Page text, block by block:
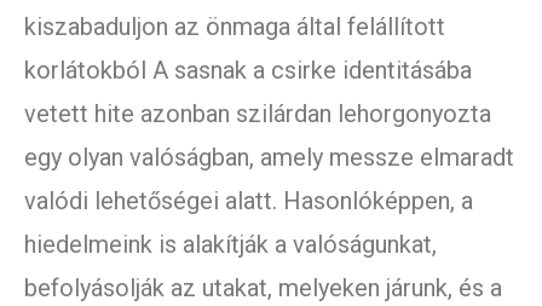
kiszabaduljon az önmaga által felállított
korlátokból A sasnak a csirke identitásába
vetett hite azonban szilárdan lehorgonyozta
egy olyan valóságban, amely messze elmaradt
valódi lehetőségei alatt. Hasonlóképpen, a
hiedelmeink is alakítják a valóságunkat,
befolyásolják az utakat, melyeken járunk, és a